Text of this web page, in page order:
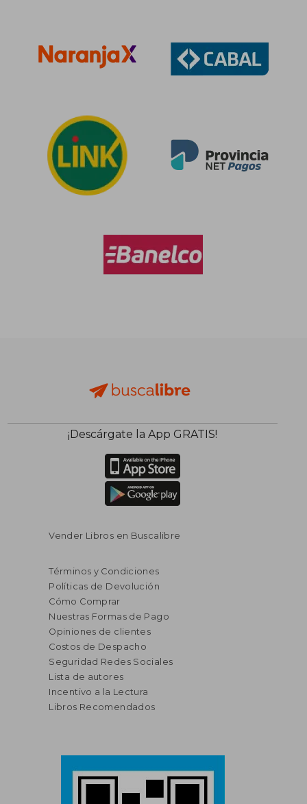
¡Descárgate la App GRATIS!
Vender Libros en Buscalibre
Términos y Condiciones
Políticas de Devolución
Cómo Comprar
Nuestras Formas de Pago
Opiniones de clientes
Costos de Despacho
Seguridad Redes Sociales
Lista de autores
Incentivo a la Lectura
Libros Recomendados